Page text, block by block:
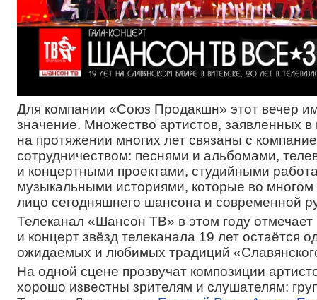
Для компании «Союз Продакшн» этот вечер
значение. Множество артистов, заявленных в
на протяжении многих лет связаны с
сотрудничеством: песнями и альбомами,
и концертными проектами, студийными
музыкальными историями, которые во
лицо сегодняшнего шансона и современной
Телеканал «Шансон ТВ» в этом году отмечает
и концерт звёзд телеканала 19 лет остаётся
ожидаемых и любимых традиций
На одной сцене прозвучат композиции
хорошо известны зрителям и слушателям: